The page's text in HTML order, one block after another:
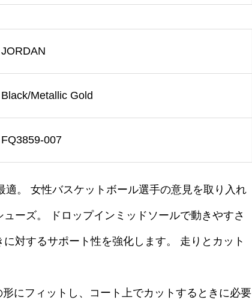
JORDAN
Black/Metallic Gold
FQ3859-007
。 女性バスケットボール選手の意見を取り入れ
ーズ。 ドロップインミッドソールで動きやすさ
対するサポート性を強化します。 走りとカット
にフィットし、コート上でカットするときに必要